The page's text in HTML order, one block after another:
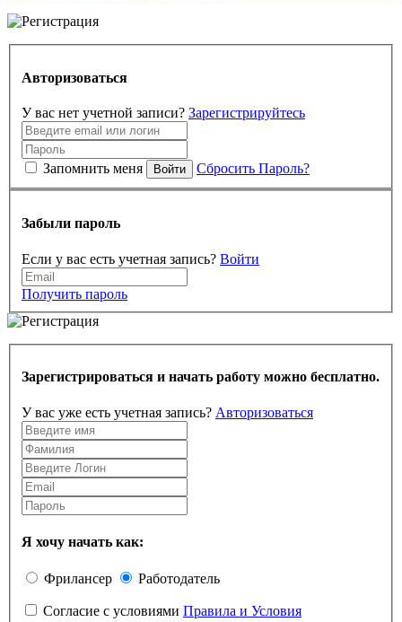
Авторизоваться
У вас нет учетной записи? Зарегистрируйтесь
Запомнить меня Войти Сбросить Пароль?
Забыли пароль
Если у вас есть учетная запись? Войти
Получить пароль
Зарегистрироваться и начать работу можно бесплатно.
У вас уже есть учетная запись? Авторизоваться
Я хочу начать как:
Фрилансер Работодатель
Согласие с условиями Правила и Условия